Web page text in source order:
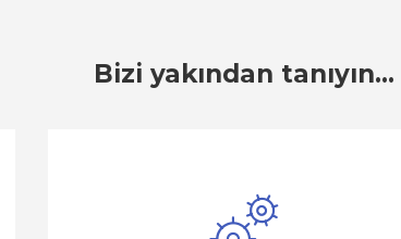
Bizi yakından tanıyın…